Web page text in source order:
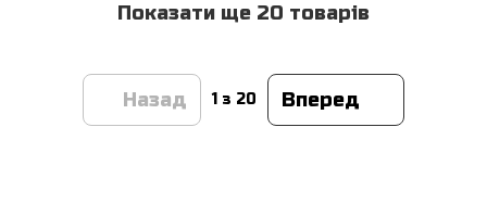
Показати ще 20 товарів
Назад 1 з 20 Вперед